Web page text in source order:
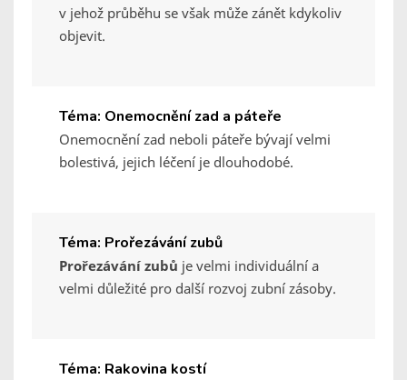
v jehož průběhu se však může zánět kdykoliv
objevit.
Téma: Onemocnění zad a páteře
Onemocnění zad neboli páteře bývají velmi
bolestivá, jejich léčení je dlouhodobé.
Téma: Prořezávání zubů
Prořezávání zubů je velmi individuální a
velmi důležité pro další rozvoj zubní zásoby.
Téma: Rakovina kostí